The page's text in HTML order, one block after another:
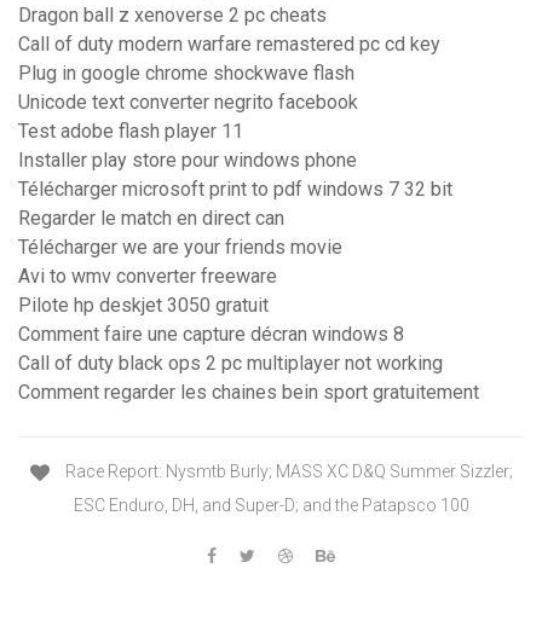
Dragon ball z xenoverse 2 pc cheats
Call of duty modern warfare remastered pc cd key
Plug in google chrome shockwave flash
Unicode text converter negrito facebook
Test adobe flash player 11
Installer play store pour windows phone
Télécharger microsoft print to pdf windows 7 32 bit
Regarder le match en direct can
Télécharger we are your friends movie
Avi to wmv converter freeware
Pilote hp deskjet 3050 gratuit
Comment faire une capture décran windows 8
Call of duty black ops 2 pc multiplayer not working
Comment regarder les chaines bein sport gratuitement
Race Report: Nysmtb Burly; MASS XC D&Q Summer Sizzler;
ESC Enduro, DH, and Super-D; and the Patapsco 100